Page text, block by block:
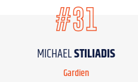
#31
MICHAELSTILIADIS
Gardien